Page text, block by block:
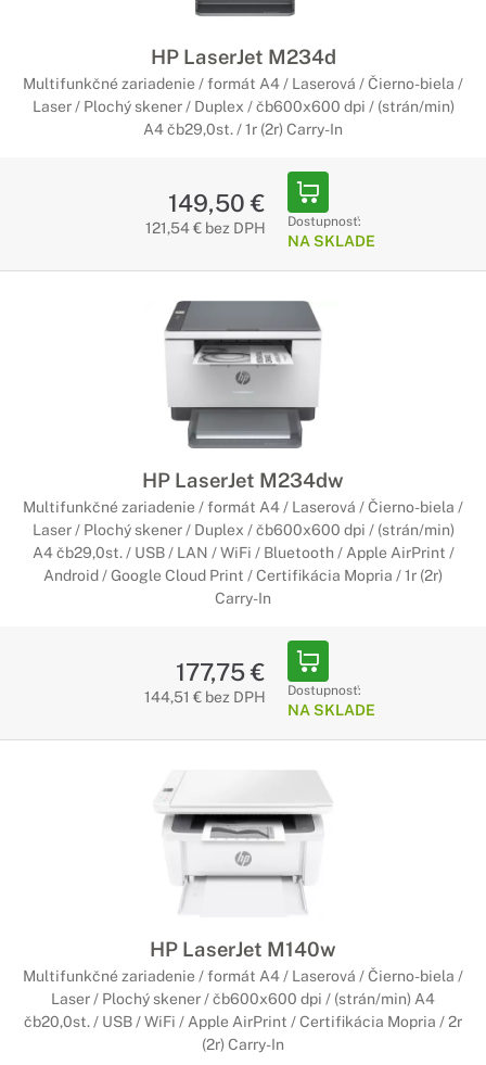
HP LaserJet M234d
Multifunkčné zariadenie / formát A4 / Laserová / Čierno-biela /
Laser / Plochý skener / Duplex / čb600x600 dpi / (strán/min)
A4 čb29,0st. / 1r (2r) Carry-In
149,50 €
121,54 € bez DPH Dostupnosť:
NA SKLADE
HP LaserJet M234dw
Multifunkčné zariadenie / formát A4 / Laserová / Čierno-biela /
Laser / Plochý skener / Duplex / čb600x600 dpi / (strán/min)
A4 čb29,0st. / USB / LAN / WiFi / Bluetooth / Apple AirPrint /
Android / Google Cloud Print / Certifikácia Mopria / 1r (2r)
Carry-In
177,75 €
144,51 € bez DPH Dostupnosť:
NA SKLADE
HP LaserJet M140w
Multifunkčné zariadenie / formát A4 / Laserová / Čierno-biela /
Laser / Plochý skener / čb600x600 dpi / (strán/min) A4
čb20,0st. / USB / WiFi / Apple AirPrint / Certifikácia Mopria / 2r
(2r) Carry-In